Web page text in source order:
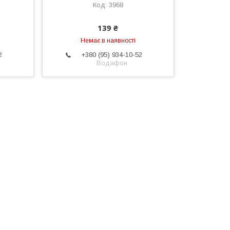
3968
139 ₴
Немає в наявності
+380 (95) 934-10-52
Водафон